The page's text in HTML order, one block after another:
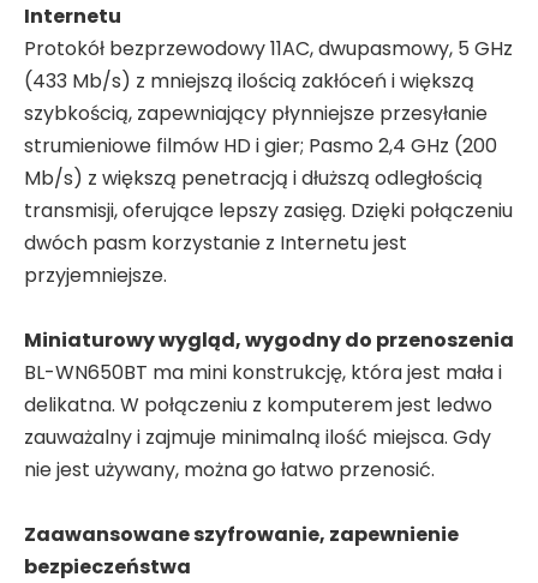
Internetu
Protokół bezprzewodowy 11AC, dwupasmowy, 5 GHz
(433 Mb/s) z mniejszą ilością zakłóceń i większą
szybkością, zapewniający płynniejsze przesyłanie
strumieniowe filmów HD i gier; Pasmo 2,4 GHz (200
Mb/s) z większą penetracją i dłuższą odległością
transmisji, oferujące lepszy zasięg. Dzięki połączeniu
dwóch pasm korzystanie z Internetu jest
przyjemniejsze.
Miniaturowy wygląd, wygodny do przenoszenia
BL-WN650BT ma mini konstrukcję, która jest mała i
delikatna. W połączeniu z komputerem jest ledwo
zauważalny i zajmuje minimalną ilość miejsca. Gdy
nie jest używany, można go łatwo przenosić.
Zaawansowane szyfrowanie, zapewnienie
bezpieczeństwa